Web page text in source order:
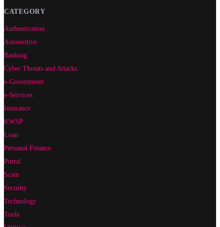
CATEGORY
Authentication
Automotive
Banking
Cyber Threats and Attacks
e-Government
e-Services
Insurance
KWSP
Loan
Personal Finance
Portal
Scam
Security
Technology
Tools